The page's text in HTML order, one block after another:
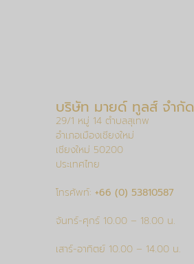
บริษัท มายด์ ทูลส์ จำกัด
29/1 หมู่ 14 ตำบลสุเทพ
อำเภอเมืองเชียงใหม่
เชียงใหม่ 50200
ประเทศไทย
โทรศัพท์: +66 (0) 53810587
จันทร์-ศุกร์ 10.00 – 18.00 น.
เสาร์-อาทิตย์ 10.00 – 14.00 น.